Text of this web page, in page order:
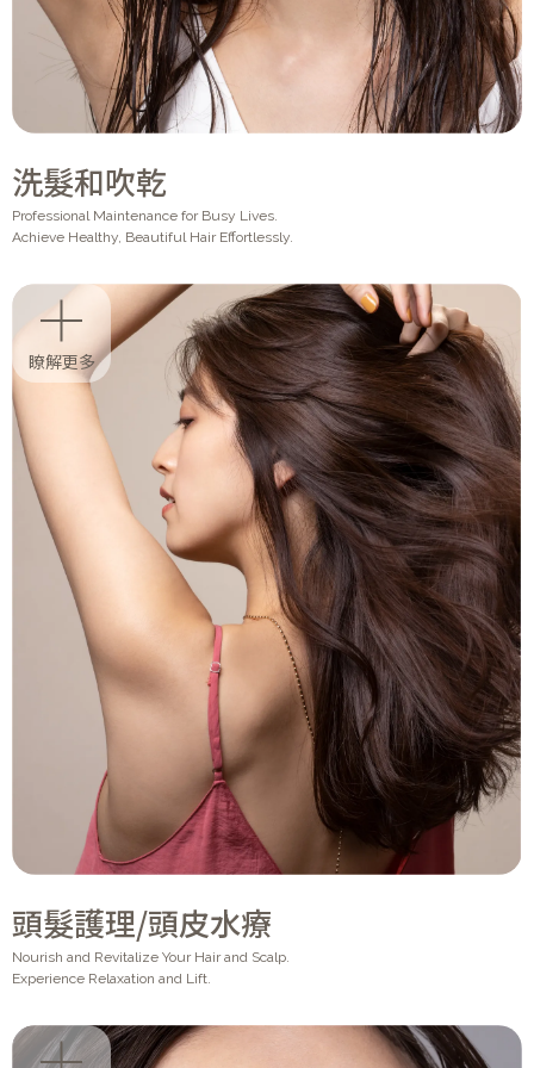
洗髮和吹乾
Professional Maintenance for Busy Lives.
Achieve Healthy, Beautiful Hair Effortlessly.
瞭解更多
頭髮護理/頭皮水療
Nourish and Revitalize Your Hair and Scalp.
Experience Relaxation and Lift.